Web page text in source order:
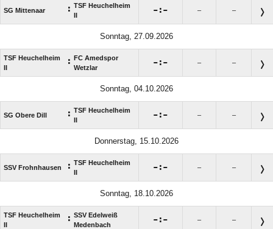
SG Mittenaar : TSF Heuchelheim
II
: – –
Sonntag, 27.09.2026
TSF Heuchelheim
II
: FC Amedspor
Wetzlar
: – –
Sonntag, 04.10.2026
SG Obere Dill : TSF Heuchelheim
II
: – –
Donnerstag, 15.10.2026
SSV Frohnhausen : TSF Heuchelheim
II
: – –
Sonntag, 18.10.2026
TSF Heuchelheim
II
: SSV Edelweiß
Medenbach
: – –